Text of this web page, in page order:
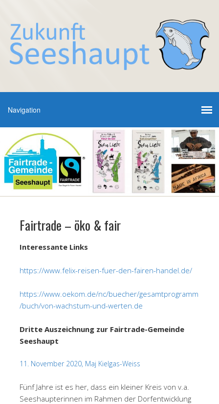
Fairtrade – öko & fair
Interessante Links
https://www.felix-reisen-fuer-den-fairen-handel.de/
https://www.oekom.de/nc/buecher/gesamtprogramm
/buch/von-wachstum-und-werten.de
Dritte Auszeichnung zur Fairtrade-Gemeinde
Seeshaupt
11. November 2020, Maj Kielgas-Weiss
Fünf Jahre ist es her, dass ein kleiner Kreis von v.a.
Seeshaupterinnen im Rahmen der Dorfentwicklung